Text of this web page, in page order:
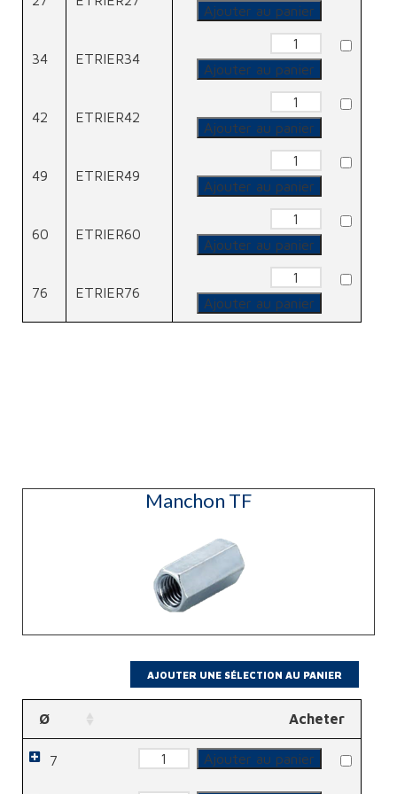
Etrier
Ajouter au panier
34 ETRIER34
quantité
Etrier
Ajouter au panier
42 ETRIER42
quantité
Etrier
Ajouter au panier
49 ETRIER49
quantité
Etrier
Ajouter au panier
60 ETRIER60
quantité
Etrier
Ajouter au panier
76 ETRIER76
quantité
Etrier
Ajouter au panier
Manchon TF
Ø Acheter
7 quantité
de
TF
Ajouter au panier